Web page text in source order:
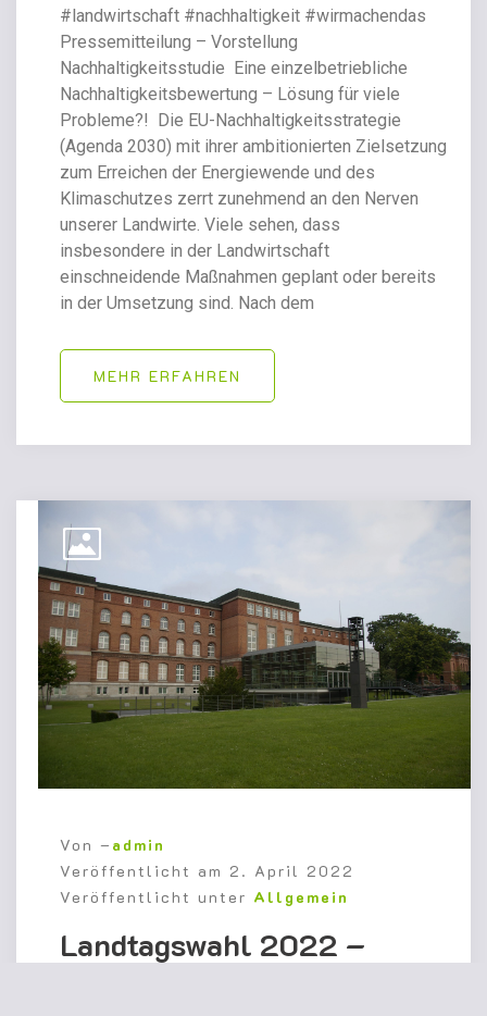
#landwirtschaft #nachhaltigkeit #wirmachendas
Pressemitteilung – Vorstellung
Nachhaltigkeitsstudie Eine einzelbetriebliche
Nachhaltigkeitsbewertung – Lösung für viele
Probleme?! Die EU-Nachhaltigkeitsstrategie
(Agenda 2030) mit ihrer ambitionierten Zielsetzung
zum Erreichen der Energiewende und des
Klimaschutzes zerrt zunehmend an den Nerven
unserer Landwirte. Viele sehen, dass
insbesondere in der Landwirtschaft
einschneidende Maßnahmen geplant oder bereits
in der Umsetzung sind. Nach dem
MEHR ERFAHREN
Von – admin
Veröffentlicht am 2. April 2022
Veröffentlicht unter Allgemein
Landtagswahl 2022 –